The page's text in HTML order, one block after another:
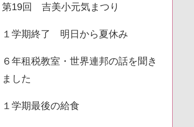
第19回 吉美小元気まつり
１学期終了 明日から夏休み
６年租税教室・世界連邦の話を聞き
ました
１学期最後の給食